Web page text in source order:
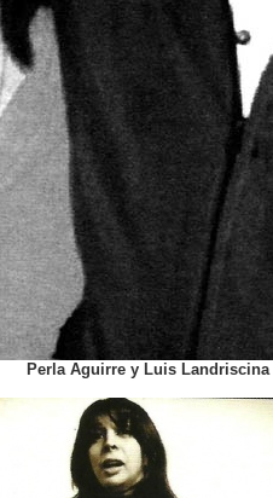
Perla Aguirre y Luis Landriscina